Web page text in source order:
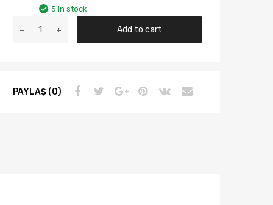
5 in stock
DEPO
Add to cart
PAYLAŞ (0)